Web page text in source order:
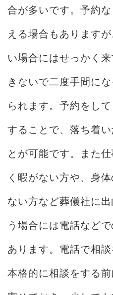
合が多いです。予約
える場合もあります
い場合にはせっかく
きないで二度手間に
られます。予約をし
することで、落ち着
とが可能です。また
く暇がない方や、身
ない方など葬儀社に
う場合には電話など
あります。電話で相談
本格的に相談をする